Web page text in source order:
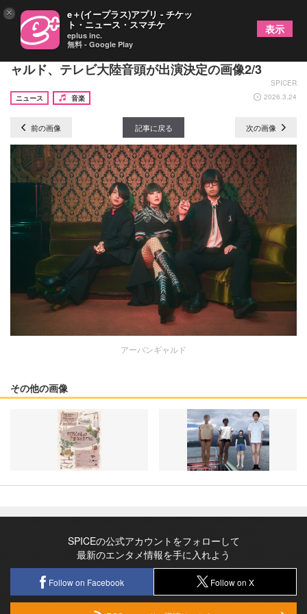
カラコルムの山々 主催対バンツアーにアーバンギ
ャルド、テレビ大陸音頭が出演決定の画像2/3
SPICER
ニュース
音楽 2026.3.24
前の画像 記事に戻る 次の画像
アーバンギャルド
その他の画像
SPICEの公式アカウントをフォローして
最新のエンタメ情報を手に入れよう
Follow on Facebook Follow on X
× e＋(イープラス)アプリ - チケッ
ト・ニュース・スマチケ
eplus inc.
無料 - Google Play
表示